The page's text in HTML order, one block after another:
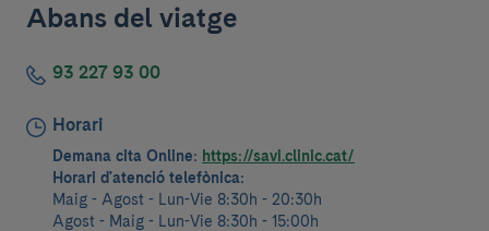
Abans del viatge
93 227 93 00
Horari
Demana cita Online: https://savi.clinic.cat/
Horari d'atenció telefònica:
Maig - Agost - Lun-Vie 8:30h - 20:30h
Agost - Maig - Lun-Vie 8:30h - 15:00h